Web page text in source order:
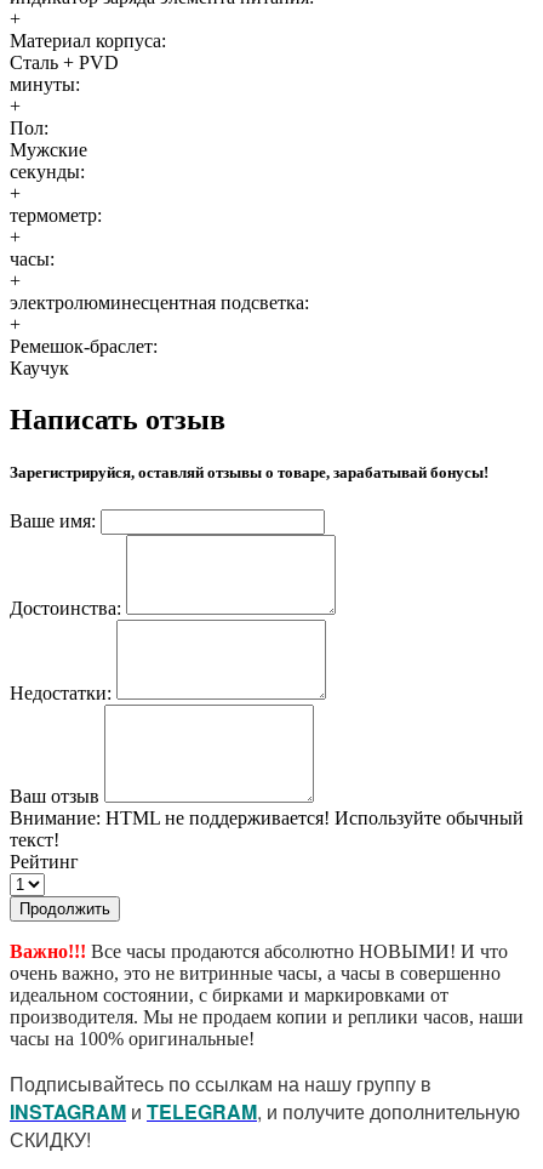
+
Материал корпуса:
Сталь + PVD
минуты:
+
Пол:
Мужские
секунды:
+
термометр:
+
часы:
+
электролюминесцентная подсветка:
+
Ремешок-браслет:
Каучук
Написать отзыв
Зарегистрируйся, оставляй отзывы о товаре, зарабатывай бонусы!
Ваше имя:
Достоинства:
Недостатки:
Ваш отзыв
Внимание: HTML не поддерживается! Используйте обычный
текст!
Рейтинг
Продолжить
Важно!!! Все часы продаются абсолютно НОВЫМИ! И что
очень важно, это не витринные часы, а часы в совершенно
идеальном состоянии, с бирками и маркировками от
производителя. Мы не продаем копии и реплики часов, наши
часы на 100% оригинальные!
Подписывайтесь по ссылкам на нашу группу в
INSTAGRAM и TELEGRAM, и получите дополнительную
СКИДКУ!